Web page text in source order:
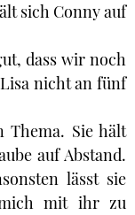
sich Conny auf
dass wir noch
nicht an fünf
Thema. Sie hält
auf Abstand.
lässt sie
mit ihr zu